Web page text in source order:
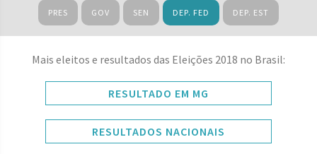
PRES GOV SEN DEP. FED DEP. EST
Mais eleitos e resultados das Eleições 2018 no Brasil:
RESULTADO EM MG
RESULTADOS NACIONAIS